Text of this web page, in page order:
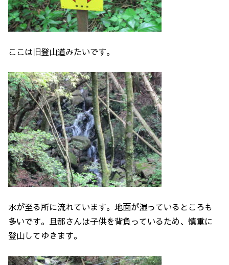
ここは旧登山道みたいです。
水が至る所に流れています。地面が湿っているところも
多いです。旦那さんは子供を背負っているため、慎重に
登山してゆきます。